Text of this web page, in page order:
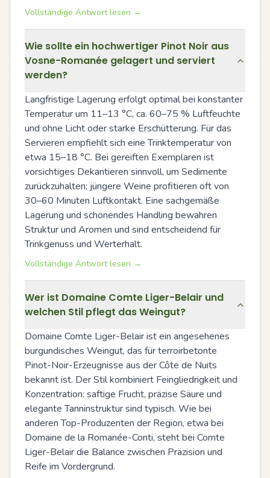
Vollständige Antwort lesen →
Wie sollte ein hochwertiger Pinot Noir aus
Vosne-Romanée gelagert und serviert
werden?
Langfristige Lagerung erfolgt optimal bei konstanter
Temperatur um 11–13 °C, ca. 60–75 % Luftfeuchte
und ohne Licht oder starke Erschütterung. Für das
Servieren empfiehlt sich eine Trinktemperatur von
etwa 15–18 °C. Bei gereiften Exemplaren ist
vorsichtiges Dekantieren sinnvoll, um Sedimente
zurückzuhalten; jüngere Weine profitieren oft von
30–60 Minuten Luftkontakt. Eine sachgemäße
Lagerung und schonendes Handling bewahren
Struktur und Aromen und sind entscheidend für
Trinkgenuss und Werterhalt.
Vollständige Antwort lesen →
Wer ist Domaine Comte Liger-Belair und
welchen Stil pflegt das Weingut?
Domaine Comte Liger-Belair ist ein angesehenes
burgundisches Weingut, das für terroirbetonte
Pinot-Noir-Erzeugnisse aus der Côte de Nuits
bekannt ist. Der Stil kombiniert Feingliedrigkeit und
Konzentration: saftige Frucht, präzise Säure und
elegante Tanninstruktur sind typisch. Wie bei
anderen Top-Produzenten der Region, etwa bei
Domaine de la Romanée-Conti, steht bei Comte
Liger-Belair die Balance zwischen Präzision und
Reife im Vordergrund.